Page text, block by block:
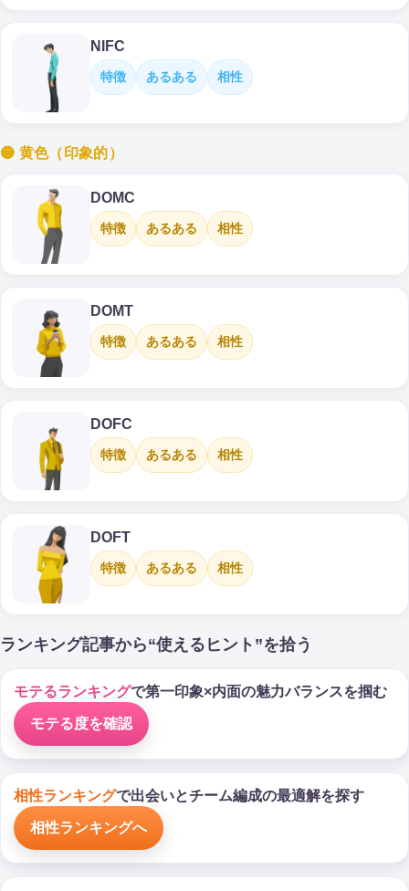
NIFC
特徴 あるある 相性
🟡 黄色（印象的）
DOMC
特徴 あるある 相性
DOMT
特徴 あるある 相性
DOFC
特徴 あるある 相性
DOFT
特徴 あるある 相性
ランキング記事から“使えるヒント”を拾う
モテるランキングで第一印象×内面の魅力バランスを掴む
モテる度を確認
相性ランキングで出会いとチーム編成の最適解を探す
相性ランキングへ